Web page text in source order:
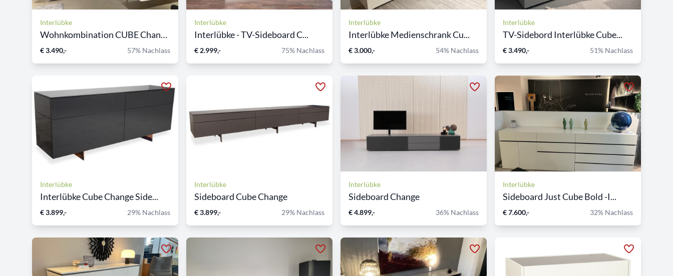
Interlübke
Wohnkombination CUBE Change...
€ 3.490,- 57% Nachlass
Interlübke
Interlübke - TV-Sideboard C...
€ 2.999,- 75% Nachlass
Interlübke
Interlübke Medienschrank Cu...
€ 3.000,- 54% Nachlass
Interlübke
TV-Sidebord Interlübke Cube...
€ 3.490,- 51% Nachlass
Interlübke
Interlübke Cube Change Side...
€ 3.899,- 29% Nachlass
Interlübke
Sideboard Cube Change
€ 3.899,- 29% Nachlass
Interlübke
Sideboard Change
€ 4.899,- 36% Nachlass
Interlübke
Sideboard Just Cube Bold -I...
€ 7.600,- 32% Nachlass